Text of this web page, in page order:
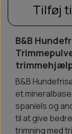
Tilføj
B&B
B&B
et
spaniels og
til at give
trimning med